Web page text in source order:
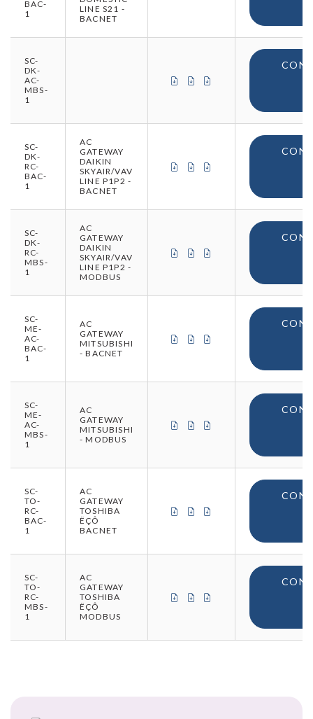
BAC-
1
LINE S21 -
BACNET
SC-
DK-
AC-
MBS-
1
CERTIFICAT DE
CERTIFICAT DE
SC-
DK-
RC-
BAC-
1
AC
GATEWAY
DAIKIN
SKYAIR/VAV
LINE P1P2 -
BACNET
CERTIFICAT DE
CERTIFICAT DE
SC-
DK-
RC-
MBS-
1
AC
GATEWAY
DAIKIN
SKYAIR/VAV
LINE P1P2 -
MODBUS
CERTIFICAT DE
CERTIFICAT DE
SC-
ME-
AC-
BAC-
1
AC
GATEWAY
MITSUBISHI
- BACNET
CERTIFICAT DE
CERTIFICAT DE
SC-
ME-
AC-
MBS-
1
AC
GATEWAY
MITSUBISHI
- MODBUS
CERTIFICAT DE
CERTIFICAT DE
SC-
TO-
RC-
BAC-
1
AC
GATEWAY
TOSHIBA
ËÇÔ
BACNET
CERTIFICAT DE
CERTIFICAT DE
SC-
TO-
RC-
MBS-
1
AC
GATEWAY
TOSHIBA
ËÇÔ
MODBUS
CERTIFICAT DE
CERTIFICAT DE